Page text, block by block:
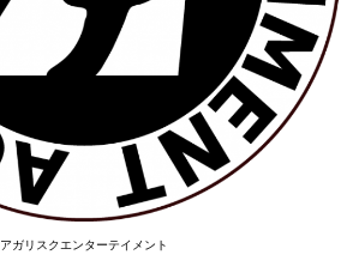
アガリスクエンターテイメント